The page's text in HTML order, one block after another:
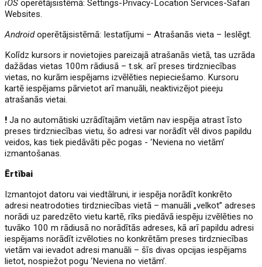
iOS operētājsistēmā: Settings-Privacy-Location Services-Safari
Websites.
Androidoperētājsistēmā: Iestatījumi – Atrašanās vieta – Ieslēgt.
Kolīdz kursors ir novietojies pareizajā atrašanās vietā, tas uzrāda
dažādas vietas 100m rādiusā – t.sk. arī preses tirdzniecības
vietas, no kurām iespējams izvēlēties nepieciešamo. Kursoru
kartē iespējams pārvietot arī manuāli, neaktivizējot pieeju
atrašanās vietai.
!Ja no automātiski uzrādītajām vietām nav iespēja atrast īsto
preses tirdzniecības vietu, šo adresi var norādīt vēl divos papildu
veidos, kas tiek piedāvāti pēc pogas - ‘Neviena no vietām’
izmantošanas.
Ērtībai
Izmantojot datoru vai viedtālruni, ir iespēja norādīt konkrēto
adresi neatrodoties tirdzniecības vietā – manuāli „velkot” adreses
norādi uz paredzēto vietu kartē, rīks piedāvā iespēju izvēlēties no
tuvāko 100 m rādiusā no norādītās adreses, kā arī papildu adresi
iespējams norādīt izvēloties no konkrētām preses tirdzniecības
vietām vai ievadot adresi manuāli – šīs divas opcijas iespējams
lietot, nospiežot pogu ‘Neviena no vietām’.